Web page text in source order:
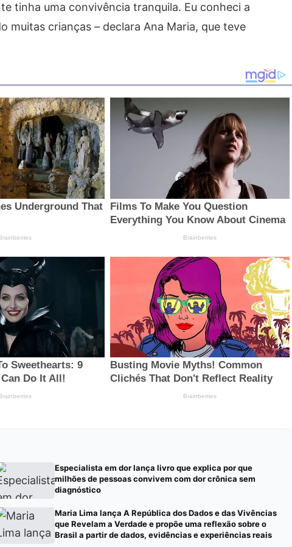
tinha uma convivência tranquila. Eu conheci a
muitas crianças – declara Ana Maria, que teve
Especialista em dor lança livro que explica por que
milhões de pessoas convivem com dor crônica sem
diagnóstico
Maria Lima lança A República dos Dados e das Vivências
que Revelam a Verdade e propõe uma reflexão sobre o
Brasil a partir de dados, evidências e experiências reais